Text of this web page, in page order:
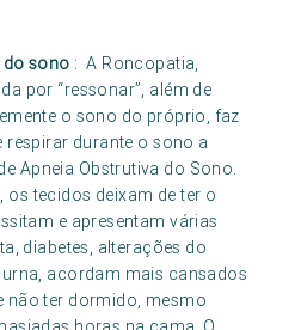
do sono : A Roncopatia,
por “ressonar”, além de
o sono do próprio, faz
respirar durante o sono a
Apneia Obstrutiva do Sono.
tecidos deixam de ter o
e apresentam várias
diabetes, alterações do
acordam mais cansados
não ter dormido, mesmo